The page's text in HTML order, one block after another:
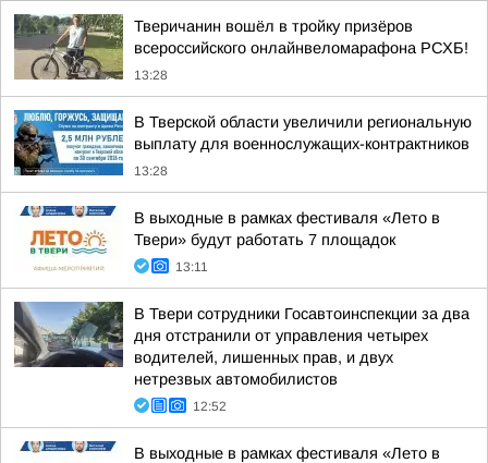
Тверичанин вошёл в тройку призёров
всероссийского онлайнвеломарафона РСХБ!
13:28
В Тверской области увеличили региональную
выплату для военнослужащих-контрактников
13:28
В выходные в рамках фестиваля «Лето в
Твери» будут работать 7 площадок
13:11
В Твери сотрудники Госавтоинспекции за два
дня отстранили от управления четырех
водителей, лишенных прав, и двух
нетрезвых автомобилистов
12:52
В выходные в рамках фестиваля «Лето в